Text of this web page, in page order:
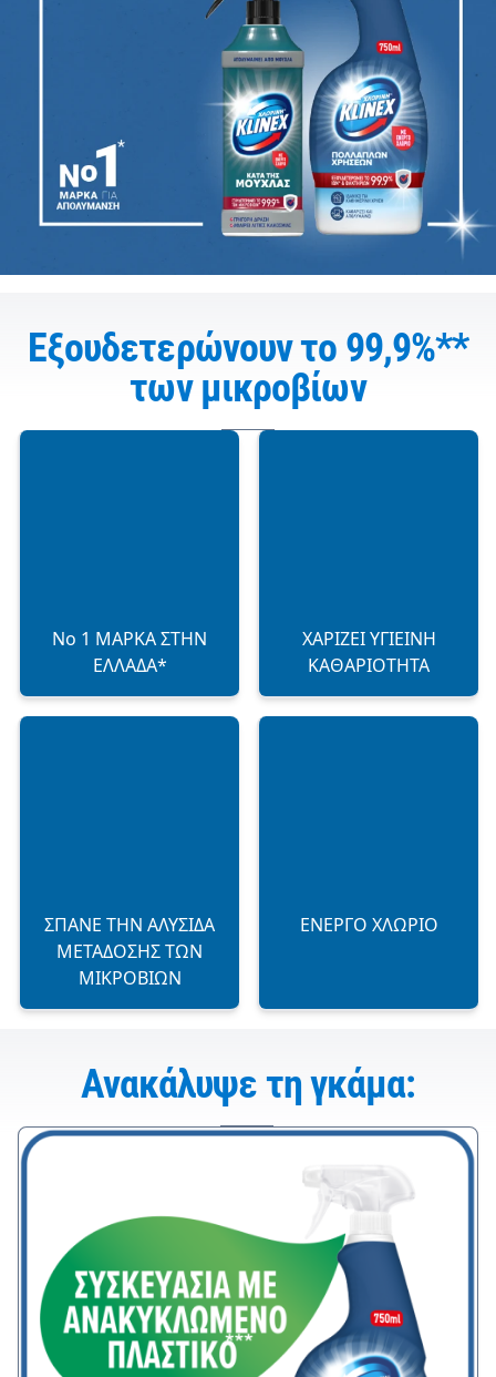
Εξουδετερώνουν το 99,9%**
των μικροβίων
No 1 ΜΑΡΚΑ ΣΤΗΝ
ΕΛΛΑΔΑ*
ΧΑΡΙΖΕΙ ΥΓΙΕΙΝΗ
ΚΑΘΑΡΙΟΤΗΤΑ
ΣΠΑΝΕ ΤΗΝ ΑΛΥΣΙΔΑ
ΜΕΤΑΔΟΣΗΣ ΤΩΝ
ΜΙΚΡOΒΙΩΝ
ΕΝΕΡΓΟ ΧΛΩΡΙΟ
Ανακάλυψε τη γκάμα: